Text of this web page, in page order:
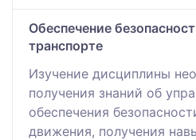
Обеспечение
транспорте
Изучение дисциплины
получения знаний об
обеспечения
движения, получения